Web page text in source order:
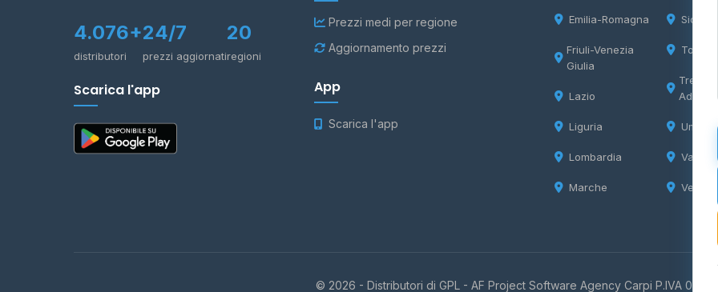
4.076+
distributori
24/7
prezzi aggiornati
20
regioni
Scarica l'app
Prezzi medi per regione
Aggiornamento prezzi
App
Scarica l'app
Emilia-Romagna
Friuli-Venezia
Giulia
Lazio
Liguria
Lombardia
Marche
Sicilia
Toscana
Adige
Umbria
Valle
Veneto
© 2026 - Distributori di GPL - AF Project Software Agency Carpi P.IVA